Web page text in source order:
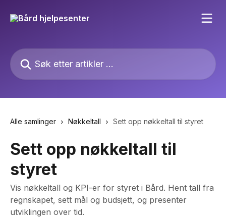
Søk etter artikler ...
Alle samlinger Nøkkeltall Sett opp nøkkeltall til styret
Sett opp nøkkeltall til
styret
Vis nøkkeltall og KPI-er for styret i Bård. Hent tall fra
regnskapet, sett mål og budsjett, og presenter
utviklingen over tid.